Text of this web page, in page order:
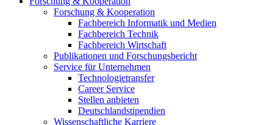
Forschung & Kooperation
Fachbereich Informatik und Medien
Fachbereich Technik
Fachbereich Wirtschaft
Publikationen und Forschungsbericht
Service für Unternehmen
Technologietransfer
Career Service
Stellen anbieten
Deutschlandstipendien
Wissenschaftliche Karriere